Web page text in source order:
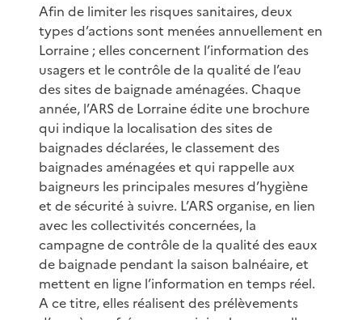
Afin de limiter les risques sanitaires, deux
types d’actions sont menées annuellement en
Lorraine ; elles concernent l’information des
usagers et le contrôle de la qualité de l’eau
des sites de baignade aménagées. Chaque
année, l’ARS de Lorraine édite une brochure
qui indique la localisation des sites de
baignades déclarées, le classement des
baignades aménagées et qui rappelle aux
baigneurs les principales mesures d’hygiène
et de sécurité à suivre. L’ARS organise, en lien
avec les collectivités concernées, la
campagne de contrôle de la qualité des eaux
de baignade pendant la saison balnéaire, et
mettent en ligne l’information en temps réel.
A ce titre, elles réalisent des prélèvements